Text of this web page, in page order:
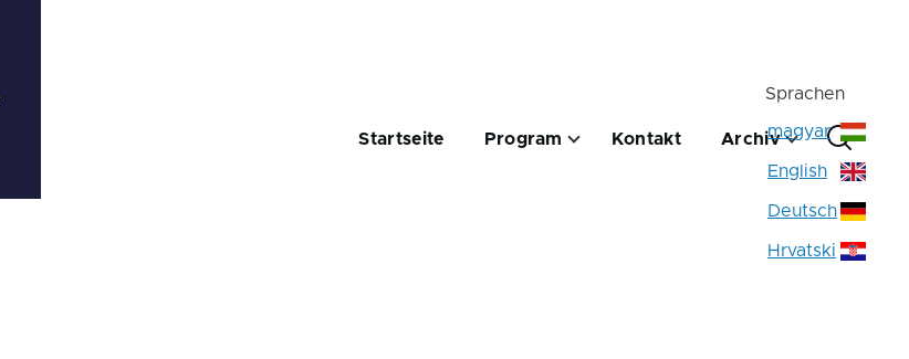
Startseite Program Kontakt Archiv
Sprachen
magyar
English
Deutsch
Hrvatski